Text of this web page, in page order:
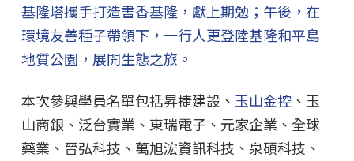
基隆塔攜手打造書香基隆，獻上期勉；午後，在
環境友善種子帶領下，一行人更登陸基隆和平島
地質公園，展開生態之旅。
本次參與學員名單包括昇捷建設、 玉山金控 、玉
山商銀、泛台實業、東瑞電子、元家企業、全球
藥業、晉弘科技、萬旭浤資訊科技、泉碩科技、